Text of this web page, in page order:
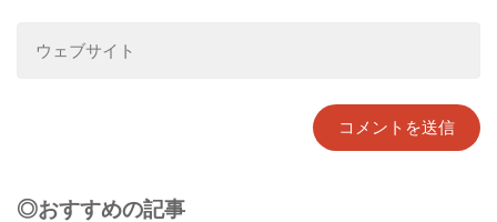
◎おすすめの記事